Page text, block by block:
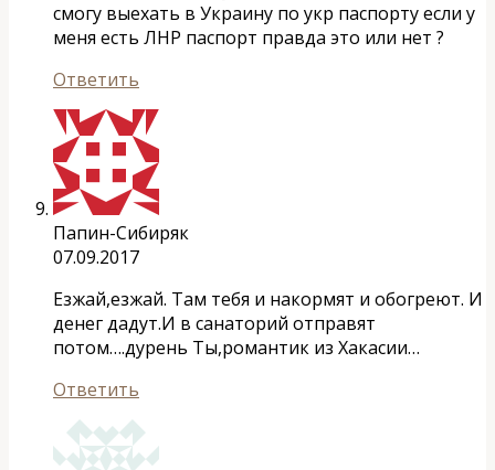
смогу выехать в Украину по укр паспорту если у
меня есть ЛНР паспорт правда это или нет ?
Ответить
Папин-Сибиряк
07.09.2017
Езжай,езжай. Там тебя и накормят и обогреют. И
денег дадут.И в санаторий отправят
потом….дурень Ты,романтик из Хакасии…
Ответить